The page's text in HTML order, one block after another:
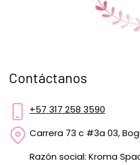
Contáctanos
+57 317 258 3590
Carrera 73 c #3a 03,
Razón social: Kroma